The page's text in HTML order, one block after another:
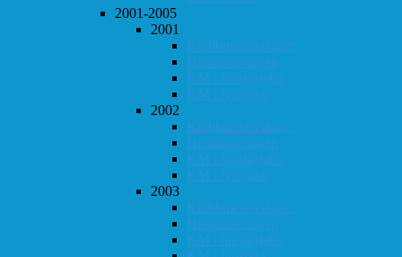
2001-2005
2001
Klubbmesterskapet
Høstturneringen
KM i hurtigsjakk
KM i lynsjakk
2002
Klubbmesterskapet
Høstturneringen
KM i hurtigsjakk
KM i lynsjakk
2003
Klubbmesterskapet
Høstturneringen
KM i hurtigsjakk